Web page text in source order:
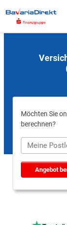
Hauptinhalt
Möchten Sie
berechnen?
Angebot